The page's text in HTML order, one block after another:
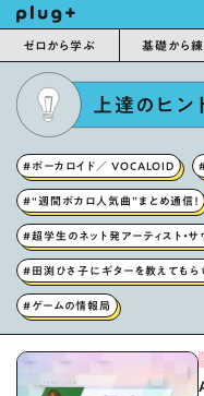
ゼロから学ぶ 基礎から
上達のヒン
#ボーカロイド／ VOCALOID
#“週間ボカロ人気曲”まとめ通信！
#超学生のネット発アーティスト・サ
#田渕ひさ子にギターを教えてもら
#ゲームの情報局